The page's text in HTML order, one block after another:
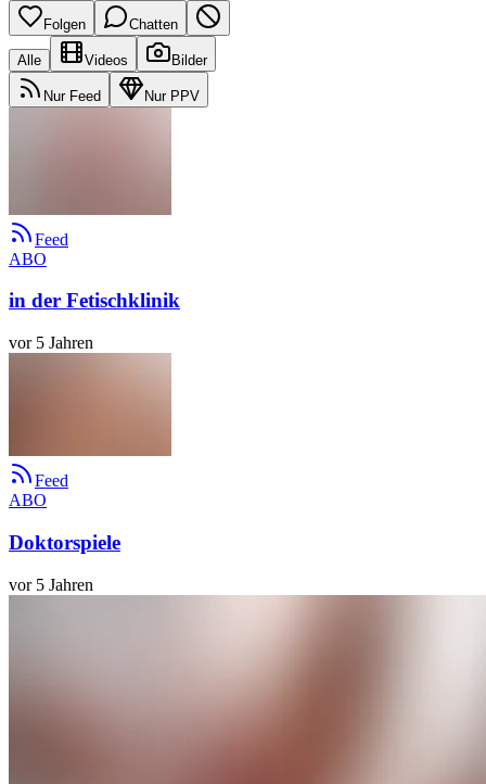
Folgen Chatten
Alle Videos Bilder
Nur Feed Nur PPV
Feed
ABO
in der Fetischklinik
vor 5 Jahren
Feed
ABO
Doktorspiele
vor 5 Jahren